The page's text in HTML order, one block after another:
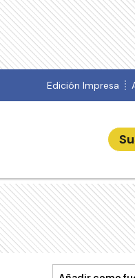
Edición Impresa